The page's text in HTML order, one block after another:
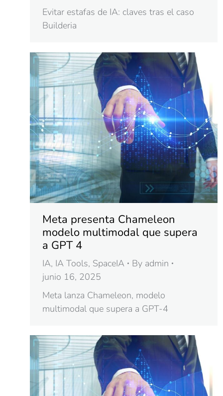
Evitar estafas de IA: claves tras el caso
Builderia
Meta presenta Chameleon
modelo multimodal que supera
a GPT 4
IA, IA Tools, SpaceIA By admin
junio 16, 2025
Meta lanza Chameleon, modelo
multimodal que supera a GPT-4